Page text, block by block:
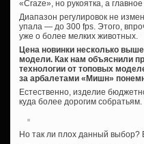
«Craze», но рукоятка, а
Диапазон регулировок не
упала — до 300 fps. Этого,
уже о более мелких животных.
Цена новинки несколько
модели. Как нам объяснили
технологии от топовых
за арбалетами «Мишн»
Естественно, изделие
куда более дорогим
Но так ли плох данный выбор?